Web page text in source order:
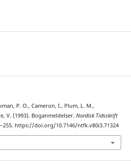
P. O., Cameron, I., Plum, L. M.,
V. (1993). Boganmeldelser. Nordisk Tidsskrift
https://doi.org/10.7146/ntfk.v80i3.71324